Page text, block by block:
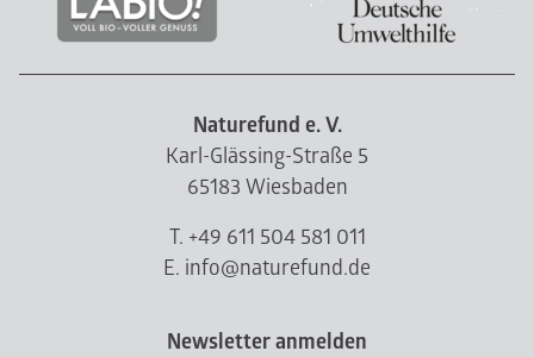
Naturefund e. V.
Karl-Glässing-Straße 5
65183 Wiesbaden
T. +49 611 504 581 011
E. info@naturefund.de
Newsletter anmelden